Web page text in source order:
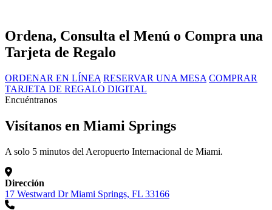
Ordena, Consulta el Menú o Compra una
Tarjeta de Regalo
ORDENAR EN LÍNEA RESERVAR UNA MESA COMPRAR
TARJETA DE REGALO DIGITAL
Encuéntranos
Visítanos en Miami Springs
A solo 5 minutos del Aeropuerto Internacional de Miami.
Dirección
17 Westward Dr Miami Springs, FL 33166